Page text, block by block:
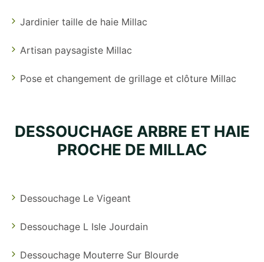
Jardinier taille de haie Millac
Artisan paysagiste Millac
Pose et changement de grillage et clôture Millac
DESSOUCHAGE ARBRE ET HAIE
PROCHE DE MILLAC
Dessouchage Le Vigeant
Dessouchage L Isle Jourdain
Dessouchage Mouterre Sur Blourde